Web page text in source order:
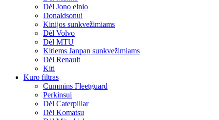
Dėl Jono elnio
Donaldsonui
Kinijos sunkvežimiams
Dėl Volvo
Dėl MTU
Kitiems Janpan sunkvežimiams
Dėl Renault
Kiti
Kuro filtras
Cummins Fleetguard
Perkinsui
Dėl Caterpillar
Dėl Komatsu